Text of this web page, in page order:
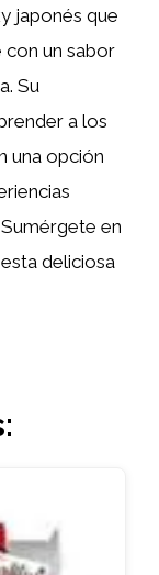
japonés que
con un sabor
Su
a los
una opción
en
deliciosa